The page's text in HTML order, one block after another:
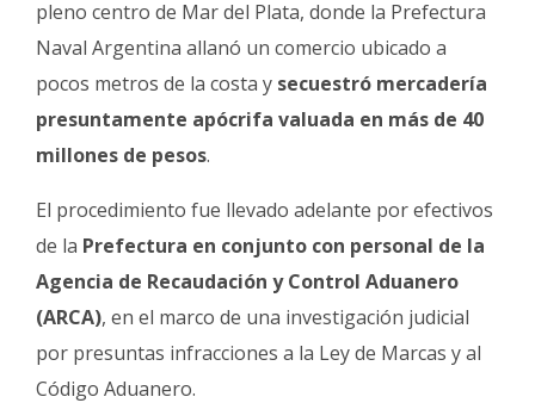
pleno centro de Mar del Plata, donde la Prefectura
Naval Argentina allanó un comercio ubicado a
pocos metros de la costa y secuestró mercadería
presuntamente apócrifa valuada en más de 40
millones de pesos.
El procedimiento fue llevado adelante por efectivos
de la Prefectura en conjunto con personal de la
Agencia de Recaudación y Control Aduanero
(ARCA), en el marco de una investigación judicial
por presuntas infracciones a la Ley de Marcas y al
Código Aduanero.